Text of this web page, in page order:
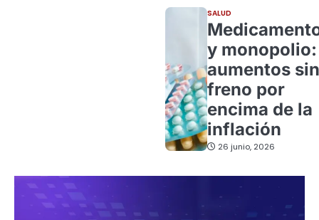
SALUD
y monopolio:
aumentos sin
freno por
encima de la
inflación
26 junio, 2026